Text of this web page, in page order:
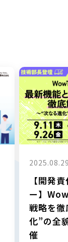
【開発
ー】
戦略を
化”の全
催